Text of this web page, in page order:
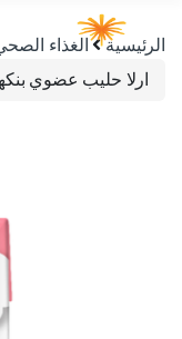
الرئيسية الغذاء
ارلا حليب عضوي بنكهة